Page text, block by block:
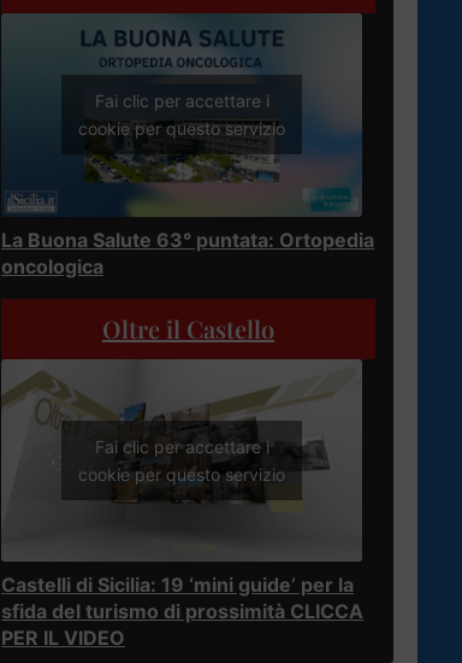
Fai clic per accettare i
cookie per questo servizio
La Buona Salute 63° puntata: Ortopedia
oncologica
Oltre il Castello
Fai clic per accettare i
cookie per questo servizio
Castelli di Sicilia: 19 ‘mini guide’ per la
sfida del turismo di prossimità CLICCA
PER IL VIDEO